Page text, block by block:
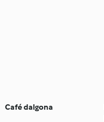
Café dalgona